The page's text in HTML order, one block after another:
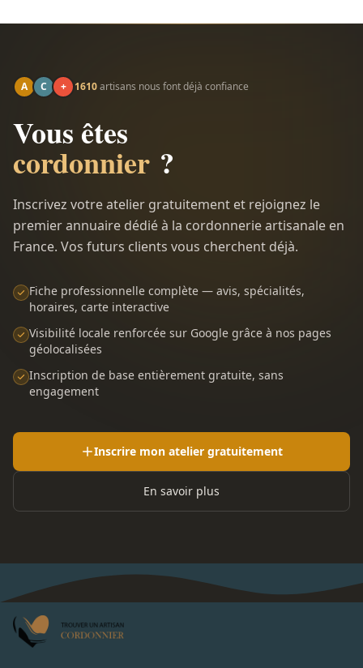
A C + 1610artisans nous font déjà confiance
Vous êtes
cordonnier ?
Inscrivez votre atelier gratuitement et rejoignez le
premier annuaire dédié à la cordonnerie artisanale en
France. Vos futurs clients vous cherchent déjà.
Fiche professionnelle complète — avis, spécialités,
horaires, carte interactive
Visibilité locale renforcée sur Google grâce à nos pages
géolocalisées
Inscription de base entièrement gratuite, sans
engagement
Inscrire mon atelier gratuitement
En savoir plus